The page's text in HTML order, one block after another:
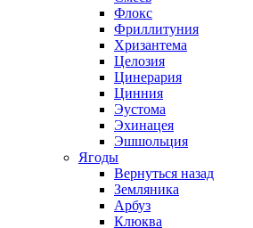
Флокс
Фриллитуния
Хризантема
Целозия
Цинерария
Цинния
Эустома
Эхинацея
Эшшольция
Ягоды
Вернуться назад
Земляника
Арбуз
Клюква